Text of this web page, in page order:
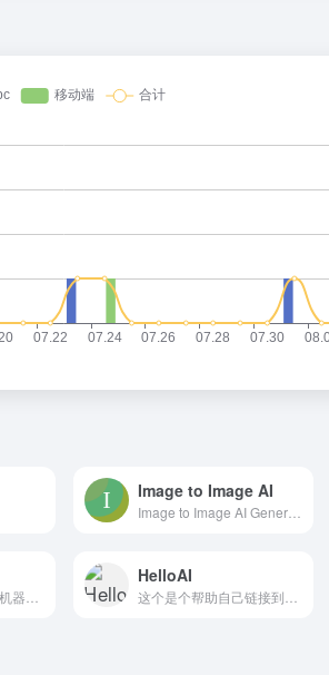
Image to Image AI
Image to Image AI Generator is a free online photo editor that offers powerful features allowing you to edit, reshape, and restyle images using text p
HelloAI